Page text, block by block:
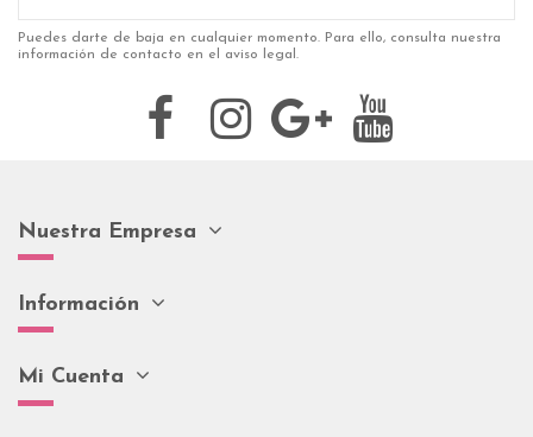
Puedes darte de baja en cualquier momento. Para ello, consulta nuestra
información de contacto en el aviso legal.
Nuestra Empresa
Información
Mi Cuenta